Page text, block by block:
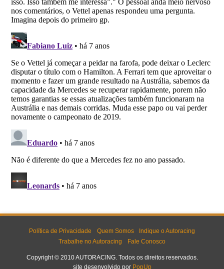
Política de Privacidade Quem Somos
Indique o Autoracing
Trabalhe no Autoracing
Fale Conosco
Copyright © 2010 AUTORACING. Todos os direitos reservados.
site desenvolvido por PopUp